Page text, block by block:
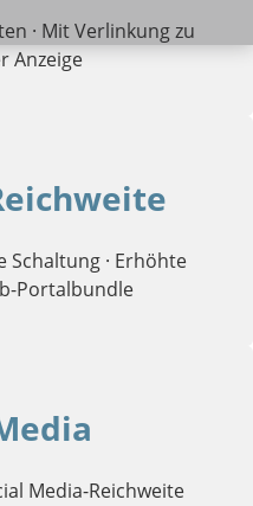
· Mit Verlinkung zu
Anzeige
Schaltung · Erhöhte
Portalbundle
Media-Reichweite